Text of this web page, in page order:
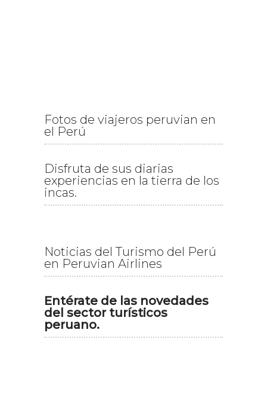
Fotos de viajeros peruvian en
el Perú
Disfruta de sus diarias
experiencias en la tierra de los
incas.
Noticias del Turismo del Perú
en Peruvian Airlines
Entérate de las novedades
del sector turísticos
peruano.